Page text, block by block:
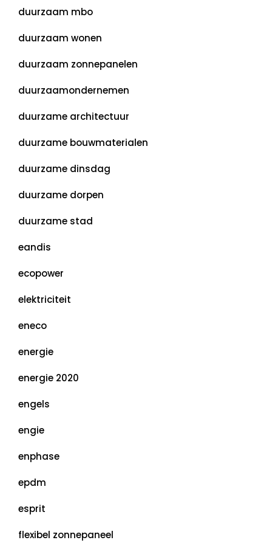
duurzaam mbo
duurzaam wonen
duurzaam zonnepanelen
duurzaamondernemen
duurzame architectuur
duurzame bouwmaterialen
duurzame dinsdag
duurzame dorpen
duurzame stad
eandis
ecopower
elektriciteit
eneco
energie
energie 2020
engels
engie
enphase
epdm
esprit
flexibel zonnepaneel